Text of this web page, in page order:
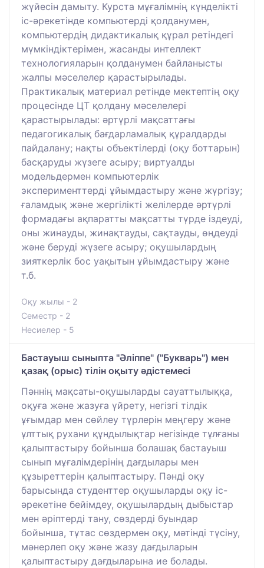
жүйесін дамыту. Курста мұғалімнің күнделікті
іс-әрекетінде компьютерді қолданумен,
компьютердің дидактикалық құрал ретіндегі
мүмкіндіктерімен, жасанды интеллект
технологияларын қолданумен байланысты
жалпы мәселелер қарастырылады.
Практикалық материал ретінде мектептің оқу
процесінде ЦТ қолдану мәселелері
қарастырылады: әртүрлі мақсаттағы
педагогикалық бағдарламалық құралдарды
пайдалану; нақты объектілерді (оқу боттарын)
басқаруды жүзеге асыру; виртуалды
модельдермен компьютерлік
эксперименттерді ұйымдастыру және жүргізу;
ғаламдық және жергілікті желілерде әртүрлі
формадағы ақпаратты мақсатты түрде іздеуді,
оны жинауды, жинақтауды, сақтауды, өңдеуді
және беруді жүзеге асыру; оқушылардың
зияткерлік бос уақытын ұйымдастыру және
т.б.
Оқу жылы - 2
Семестр - 2
Несиелер - 5
Бастауыш сыныпта "Әліппе" ("Букварь") мен
қазақ (орыс) тілін оқыту әдістемесі
Пәннің мақсаты-оқушыларды сауаттылыққа,
оқуға және жазуға үйрету, негізгі тілдік
ұғымдар мен сөйлеу түрлерін меңгеру және
ұлттық рухани құндылықтар негізінде тұлғаны
қалыптастыру бойынша болашақ бастауыш
сынып мұғалімдерінің дағдылары мен
құзыреттерін қалыптастыру. Пәнді оқу
барысында студенттер оқушыларды оқу іс-
әрекетіне бейімдеу, оқушылардың дыбыстар
мен әріптерді тану, сөздерді буындар
бойынша, тұтас сөздермен оқу, мәтінді түсіну,
мәнерлеп оқу және жазу дағдыларын
қалыптастыру дағдыларына ие болады.